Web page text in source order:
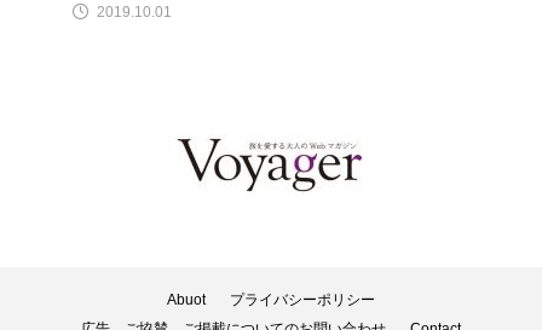
2019.10.01
Abuot
プライバシーポリシー